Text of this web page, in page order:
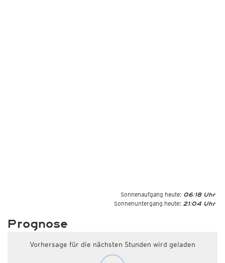
Sonnenaufgang heute: 06:18 Uhr
Sonnenuntergang heute: 21:04 Uhr
Prognose
Vorhersage für die nächsten Stunden wird geladen